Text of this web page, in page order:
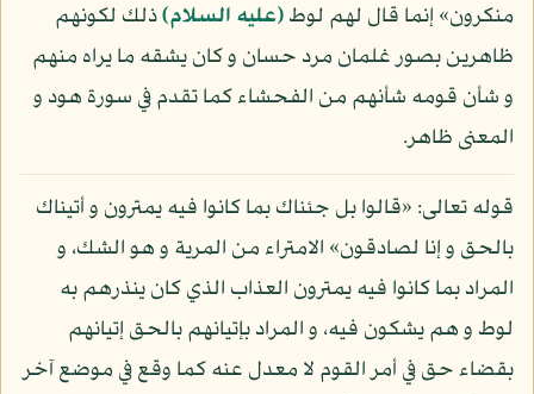
منكرون» إنما قال لهم لوط(عليه السلام)ذلك لكونهم
ظاهرين بصور غلمان مرد حسان و كان يشقه ما يراه منهم
و شأن قومه شأنهم من الفحشاء كما تقدم في سورة هود و
المعنى ظاهر.
قوله تعالى: «قالوا بل جئناك بما كانوا فيه يمترون و أتيناك
بالحق و إنا لصادقون» الامتراء من المرية و هو الشك، و
المراد بما كانوا فيه يمترون العذاب الذي كان ينذرهم به
لوط و هم يشكون فيه، و المراد بإتيانهم بالحق إتيانهم
بقضاء حق في أمر القوم لا معدل عنه كما وقع في موضع آخر